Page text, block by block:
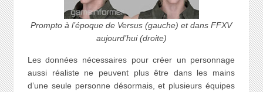
Prompto à l’époque de Versus (gauche) et dans FFXV
aujourd’hui (droite)
Les données nécessaires pour créer un personnage
aussi réaliste ne peuvent plus être dans les mains
d’une seule personne désormais, et plusieurs équipes